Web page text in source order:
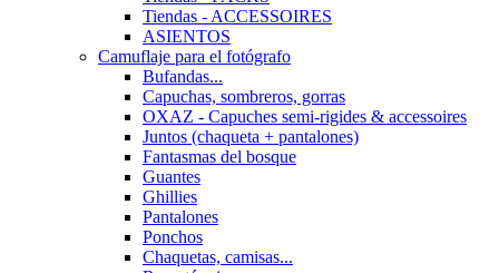
Tiendas - ACCESSOIRES
ASIENTOS
Camuflaje para el fotógrafo
Bufandas...
Capuchas, sombreros, gorras
OXAZ - Capuches semi-rigides & accessoires
Juntos (chaqueta + pantalones)
Fantasmas del bosque
Guantes
Ghillies
Pantalones
Ponchos
Chaquetas, camisas...